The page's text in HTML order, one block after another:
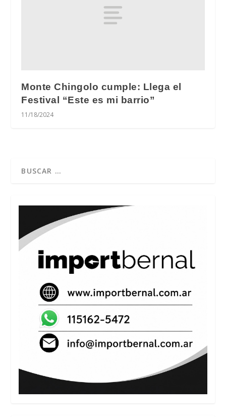
Monte Chingolo cumple: Llega el
Festival “Este es mi barrio”
11/18/2024